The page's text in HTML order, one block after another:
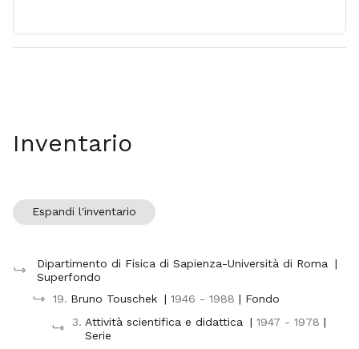
Inventario
Espandi l'inventario
Dipartimento di Fisica di Sapienza-Università di Roma
|
Superfondo
19. Bruno Touschek | 1946 - 1988 | Fondo
3. Attività scientifica e didattica | 1947 - 1978 |
Serie